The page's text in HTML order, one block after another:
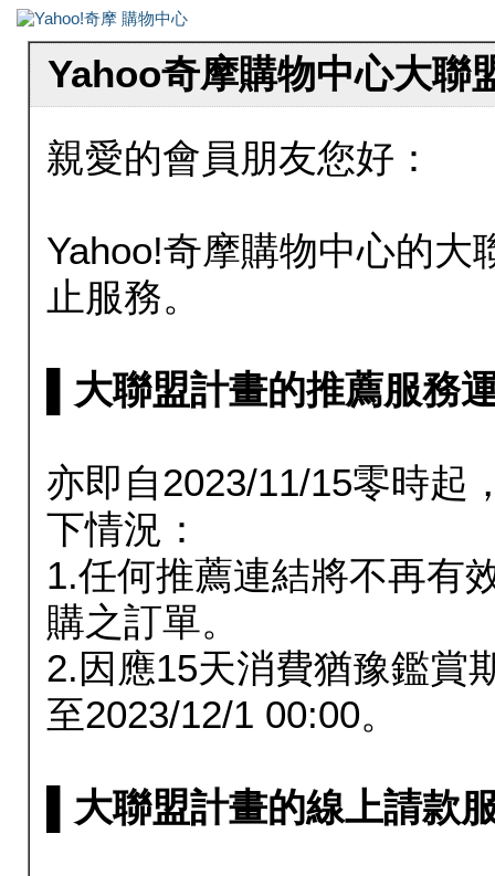
Yahoo奇摩購物中心大聯
親愛的會員朋友您好：
Yahoo!奇摩購物中心的大
止服務。
▌大聯盟計畫的推薦服務
亦即自2023/11/15零時起
下情況：
1.任何推薦連結將不再有
購之訂單。
2.因應15天消費猶豫鑑賞
至2023/12/1 00:00。
▌大聯盟計畫的線上請款